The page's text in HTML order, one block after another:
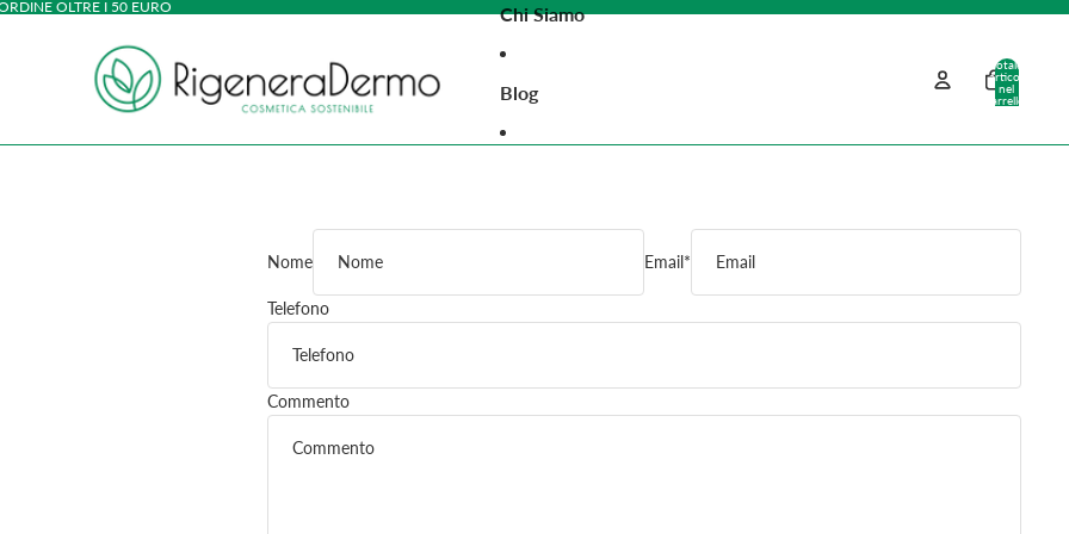
OLTRE I 50 EURO Chi Siamo
Blog
Totale
articoli
nel
carrello:
Nome Email*
Telefono
Commento